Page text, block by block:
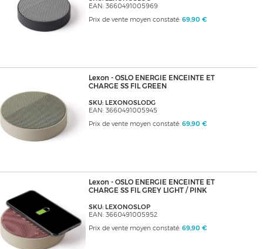
EAN: 3660491005969
Prix de vente moyen constaté: 69,90 €
Lexon - OSLO ENERGIE ENCEINTE ET
CHARGE SS FIL GREEN
SKU: LEXONOSLODG
EAN: 3660491005945
Prix de vente moyen constaté: 69,90 €
Lexon - OSLO ENERGIE ENCEINTE ET
CHARGE SS FIL GREY LIGHT / PINK
SKU: LEXONOSLOP
EAN: 3660491005952
Prix de vente moyen constaté: 69,90 €